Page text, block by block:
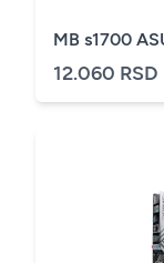
MB s1700
12.060 RSD